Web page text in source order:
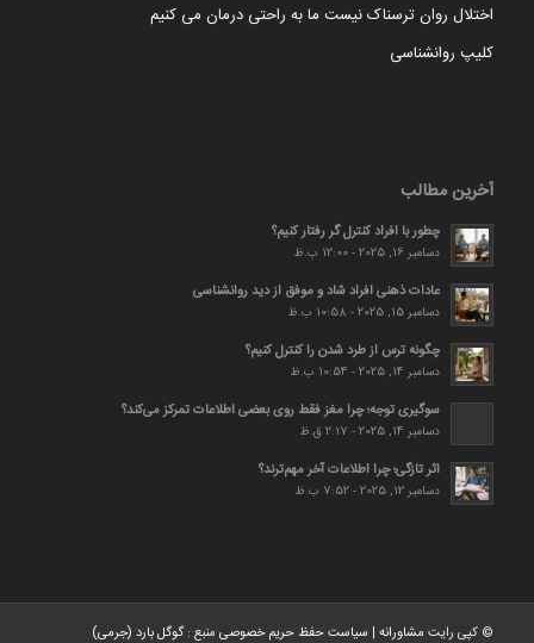
اختلال روان ترسناک نیست ما به راحتی درمان می کنیم
کلیپ روانشناسی
آخرین مطالب
چطور با افراد کنترل گر رفتار کنیم؟
دسامبر 16, 2025 - 12:00 ب.ظ
عادات ذهنی افراد شاد و موفق از دید روانشناسی
دسامبر 15, 2025 - 10:58 ب.ظ
چگونه ترس از طرد شدن را کنترل کنیم؟
دسامبر 14, 2025 - 10:54 ب.ظ
سوگیری توجه؛ چرا مغز فقط روی بعضی اطلاعات تمرکز می‌کند؟
دسامبر 14, 2025 - 2:17 ق.ظ
اثر تازگی؛ چرا اطلاعات آخر مهم‌ترند؟
دسامبر 12, 2025 - 7:52 ب.ظ
© کپی رایت مشاورانه| سیاست حفظ حریم خصوصیمنبع :گوگل بارد (جرمی)